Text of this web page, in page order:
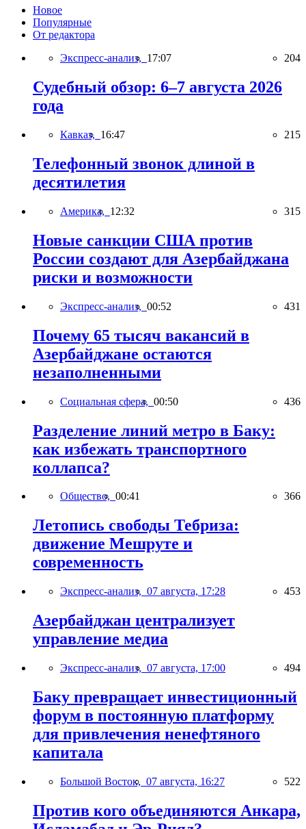
Новое
Популярные
От редактора
Экспресс-анализ, 17:07 204
Судебный обзор: 6–7 августа 2026
года
Кавказ, 16:47 215
Телефонный звонок длиной в
десятилетия
Америка, 12:32 315
Новые санкции США против
России создают для Азербайджана
риски и возможности
Экспресс-анализ, 00:52 431
Почему 65 тысяч вакансий в
Азербайджане остаются
незаполненными
Социальная сфера, 00:50 436
Разделение линий метро в Баку:
как избежать транспортного
коллапса?
Общество, 00:41 366
Летопись свободы Тебриза:
движение Мешруте и
современность
Экспресс-анализ, 07 августа, 17:28 453
Азербайджан централизует
управление медиа
Экспресс-анализ, 07 августа, 17:00 494
Баку превращает инвестиционный
форум в постоянную платформу
для привлечения ненефтяного
капитала
Большой Восток, 07 августа, 16:27 522
Против кого объединяются Анкара,